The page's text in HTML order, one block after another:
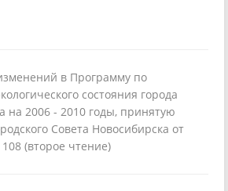
в Программу по
состояния города
на 2006 - 2010 годы, принятую
Совета Новосибирска от
(второе чтение)